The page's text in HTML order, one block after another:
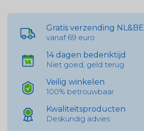
Gratis verzending NL&BE
vanaf 69 euro
14 dagen bedenktijd
Niet goed, geld terug
Veilig winkelen
100% betrouwbaar
Kwaliteitsproducten
Deskundig advies